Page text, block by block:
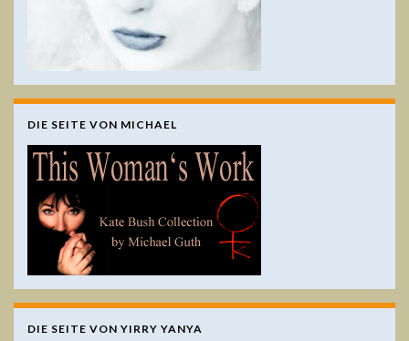
DIE SEITE VON MICHAEL
DIE SEITE VON YIRRY YANYA